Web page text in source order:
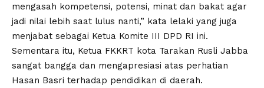
mengasah kompetensi, potensi, minat dan bakat agar
jadi nilai lebih saat lulus nanti,” kata lelaki yang juga
menjabat sebagai Ketua Komite III DPD RI ini.
Sementara itu, Ketua FKKRT kota Tarakan Rusli Jabba
sangat bangga dan mengapresiasi atas perhatian
Hasan Basri terhadap pendidikan di daerah.